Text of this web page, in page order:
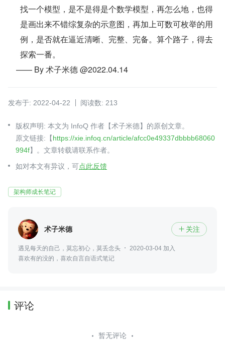
找一个模型，是不是得是个数学模型，再怎么地，也得
是画出来不错综复杂的示意图，再加上可数可枚举的用
例，是否就在逼近清晰、完整、完备。算个路子，得去
探索一番。
—— By 术子米德 @2022.04.14
发布于: 2022-04-22 阅读数: 213
版权声明: 本文为 InfoQ 作者【术子米德】的原创文章。
原文链接:【https://xie.infoq.cn/article/afcc0e49337dbbbb68060
994f】。文章转载请联系作者。
如对本文有异议，可点此反馈
架构师成长笔记
术子米德  关注
遇见每天的自己，莫忘初心，莫丢念头
2020-03-04 加入
喜欢有的没的，喜欢自言自语式笔记
评论
暂无评论